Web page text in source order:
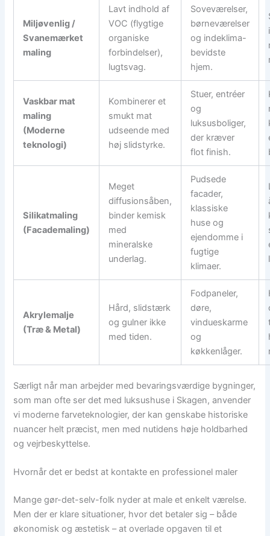
Miljøvenlig /
Svanemærket
maling
Lavt indhold af
VOC (flygtige
organiske
forbindelser),
lugtsvag.
Soveværelser,
børneværelser
og indeklima-
bevidste
hjem.
Vaskbar mat
maling
(Moderne
teknologi)
Kombinerer et
smukt mat
udseende med
høj slidstyrke.
Stuer, entréer
og
luksusboliger,
der kræver
flot finish.
Silikatmaling
(Facademaling)
Meget
diffusionsåben,
binder kemisk
med
mineralske
underlag.
Pudsede
facader,
klassiske
huse og
ejendomme i
fugtige
klimaer.
Akrylemalje
(Træ & Metal)
Hård, slidstærk
og gulner ikke
med tiden.
Fodpaneler,
døre,
vindueskarme
og
køkkenlåger.
Særligt når man arbejder med bevaringsværdige bygninger,
som man ofte ser det med luksushuse i Skagen, anvender
vi moderne farveteknologier, der kan genskabe historiske
nuancer helt præcist, men med nutidens høje holdbarhed
og vejrbeskyttelse.
Hvornår det er bedst at kontakte en professionel maler
Mange gør-det-selv-folk nyder at male et enkelt værelse.
Men der er klare situationer, hvor det betaler sig – både
økonomisk og æstetisk – at overlade opgaven til et